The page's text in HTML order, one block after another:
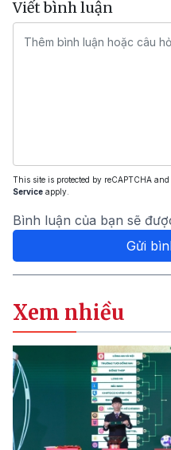
Viết bình luận
This site is protected by reCAPTCHA and
Service apply.
Bình luận của bạn sẽ
Gửi
Xem nhiều